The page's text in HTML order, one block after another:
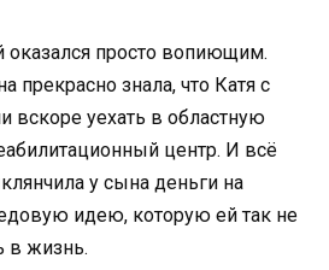
оказался просто вопиющим.
прекрасно знала, что Катя с
уехать в областную
центр. И всё
у сына деньги на
идею, которую ей так не
в жизнь.